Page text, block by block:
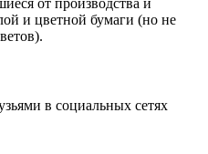
от производства и
и цветной бумаги (но не
в социальных сетях